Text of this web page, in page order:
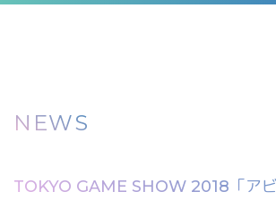
NEWS
TOKYO GAME SHOW 2018「ア